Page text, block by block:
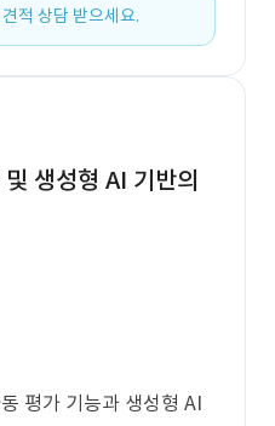
적 상담 받으세요.
생성형 AI 기반의
평가 기능과 생성형 AI